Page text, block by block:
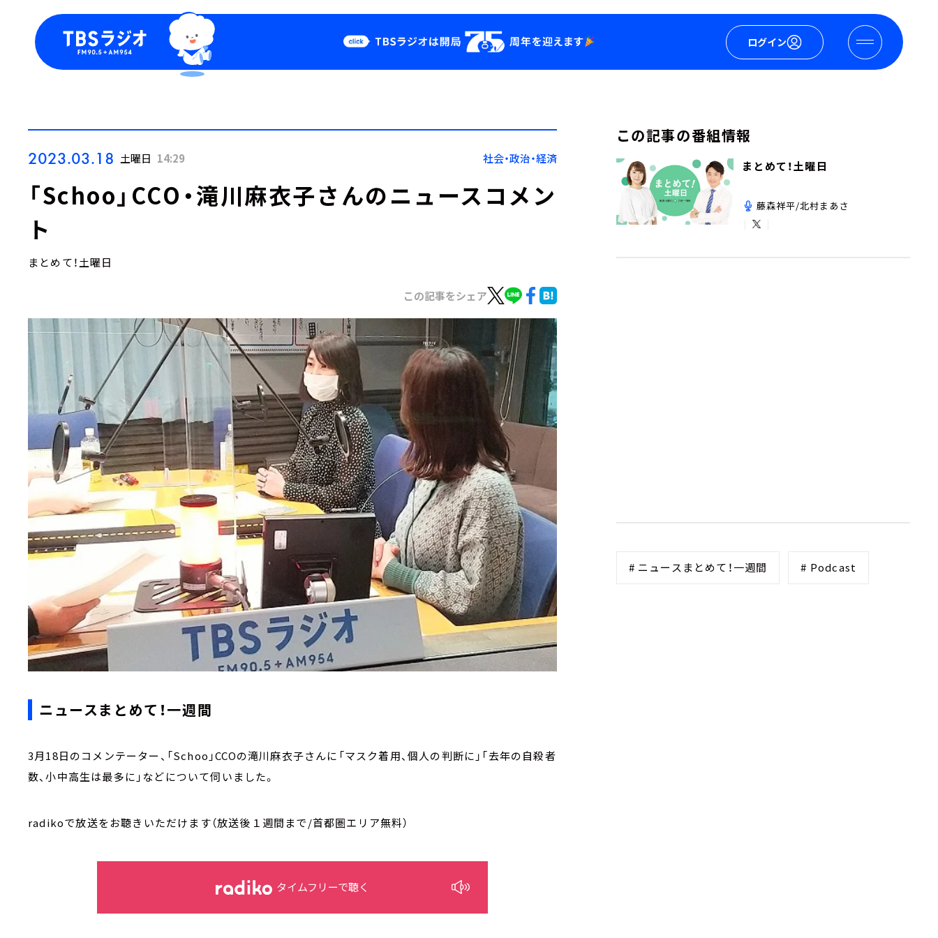
ログイン
Podcast
YouTube
会社情報
2023.03.18 土曜日 14:29 社会・政治・経済
「Schoo」CCO・滝川麻衣子さんのニュースコメン
ト
まとめて！土曜日
この記事をシェア
ニュースまとめて！一週間
3月18日のコメンテーター、「Schoo」CCOの滝川麻衣子さんに「マスク着用、個人の判断に」「去年の自殺者
数、小中高生は最多に」などについて伺いました。
radikoで放送をお聴きいただけます（放送後１週間まで/首都圏エリア無料）
タイムフリーで聴く
この記事の番組情報
まとめて！土曜日
藤森祥平/北村まあさ
# ニュースまとめて！一週間 # Podcast